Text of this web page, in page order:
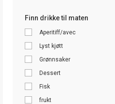
Finn drikke til maten
Aperitiff/avec
Lyst kjøtt
Grønnsaker
Dessert
Fisk
frukt